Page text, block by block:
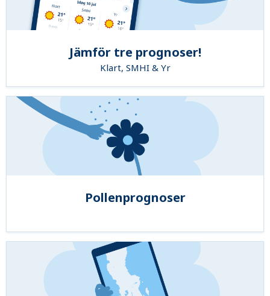
Jämför tre prognoser!
Klart, SMHI & Yr
Pollenprognoser